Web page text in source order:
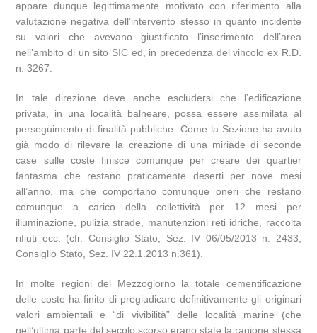
appare dunque legittimamente motivato con riferimento alla
valutazione negativa dell’intervento stesso in quanto incidente
su valori che avevano giustificato l’inserimento dell’area
nell’ambito di un sito SIC ed, in precedenza del vincolo ex R.D.
n. 3267.
In tale direzione deve anche escludersi che l’edificazione
privata, in una località balneare, possa essere assimilata al
perseguimento di finalità pubbliche. Come la Sezione ha avuto
già modo di rilevare la creazione di una miriade di seconde
case sulle coste finisce comunque per creare dei quartier
fantasma che restano praticamente deserti per nove mesi
all’anno, ma che comportano comunque oneri che restano
comunque a carico della collettività per 12 mesi per
illuminazione, pulizia strade, manutenzioni reti idriche, raccolta
rifiuti ecc. (cfr. Consiglio Stato, Sez. IV 06/05/2013 n. 2433;
Consiglio Stato, Sez. IV 22.1.2013 n.361).
In molte regioni del Mezzogiorno la totale cementificazione
delle coste ha finito di pregiudicare definitivamente gli originari
valori ambientali e “di vivibilità” delle località marine (che
nell’ultima parte del secolo scorso erano state la ragione stessa